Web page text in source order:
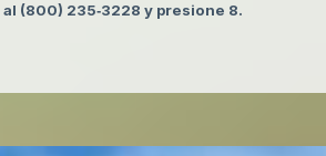
al (800) 235‐3228 y presione 8.